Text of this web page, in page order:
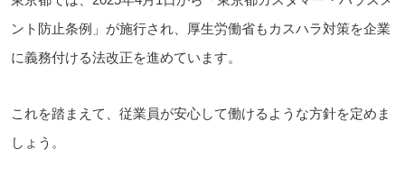
ント防止条例」が施行され、厚生労働省もカスハラ対策を企業
に義務付ける法改正を進めています。
これを踏まえて、従業員が安心して働けるような方針を定めま
しょう。